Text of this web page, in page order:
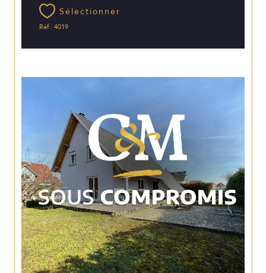
Sélectionner
Réf : 4019